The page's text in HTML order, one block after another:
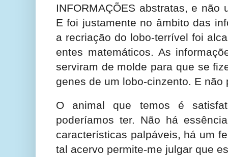
INFORMAÇÕES abstratas, e não
E foi justamente no âmbito das
a recriação do lobo-terrível foi
entes matemáticos. As
serviram de molde para que se
genes de um lobo-cinzento. E
O animal que temos é
poderíamos ter. Não há
características palpáveis, há um
tal acervo permite-me julgar que